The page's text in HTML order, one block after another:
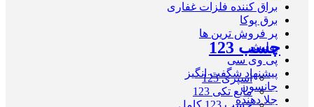
براق کننده فلزات غفاری
برق پوکا
پر فروش ترین ها
پولیش
پی وی سی
پیشنهاد شگفت انگیز
جانسون
جلا دهنده
چسب 123
اسپری 123
مایع تکی 123
چسب 123 کامل